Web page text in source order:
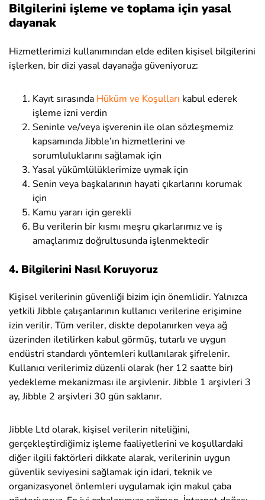
Bilgilerini işleme ve toplama için yasal
dayanak
Hizmetlerimizi kullanımından elde edilen kişisel bilgilerini
işlerken, bir dizi yasal dayanağa güveniyoruz:
Kayıt sırasında Hüküm ve Koşulları kabul ederek
işleme izni verdin
Seninle ve/veya işverenin ile olan sözleşmemiz
kapsamında Jibble’ın hizmetlerini ve
sorumluluklarını sağlamak için
Yasal yükümlülüklerimize uymak için
Senin veya başkalarının hayati çıkarlarını korumak
için
Kamu yararı için gerekli
Bu verilerin bir kısmı meşru çıkarlarımız ve iş
amaçlarımız doğrultusunda işlenmektedir
4. Bilgilerini Nasıl Koruyoruz
Kişisel verilerinin güvenliği bizim için önemlidir. Yalnızca
yetkili Jibble çalışanlarının kullanıcı verilerine erişimine
izin verilir. Tüm veriler, diskte depolanırken veya ağ
üzerinden iletilirken kabul görmüş, tutarlı ve uygun
endüstri standardı yöntemleri kullanılarak şifrelenir.
Kullanıcı verilerimiz düzenli olarak (her 12 saatte bir)
yedekleme mekanizması ile arşivlenir. Jibble 1 arşivleri 3
ay, Jibble 2 arşivleri 30 gün saklanır.
Jibble Ltd olarak, kişisel verilerin niteliğini,
gerçekleştirdiğimiz işleme faaliyetlerini ve koşullardaki
diğer ilgili faktörleri dikkate alarak, verilerinin uygun
güvenlik seviyesini sağlamak için idari, teknik ve
organizasyonel önlemleri uygulamak için makul çaba